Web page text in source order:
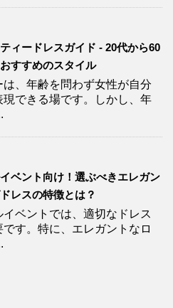
ィードレスガイド - 20代から60
すすめのスタイル
は、年齢を問わず女性が自分
現できる場です。しかし、年
ベント向け！選ぶべきエレガン
レスの特徴とは？
イベントでは、適切なドレス
す。特に、エレガントなロ